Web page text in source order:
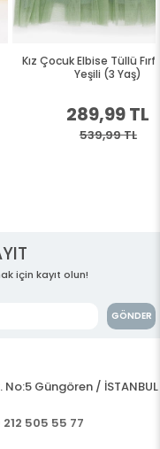
Elbise Tüllü Fırfırlı Mint
Yeşili (3 Yaş)
289,99 TL
539,99 TL
için kayıt olun!
GÖNDER
Güngören / İSTANBUL
505 55 77